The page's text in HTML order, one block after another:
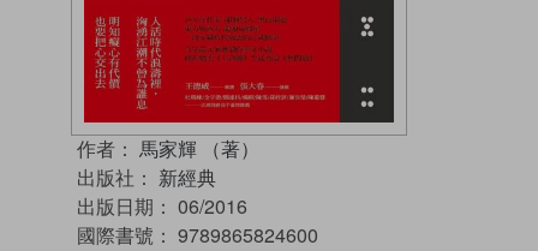
作者： 馬家輝 （著）
出版社： 新經典
出版日期： 06/2016
國際書號： 9789865824600